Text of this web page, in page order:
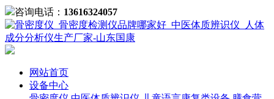
咨询电话： 13616324057
网站首页
设备中心